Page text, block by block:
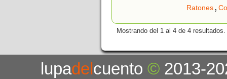
Ratones,
Mostrando del 1 al 4 de 4 resultados.
lupadelcuento© 2013-